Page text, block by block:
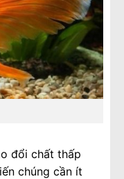
đổi chất thấp
chúng cần ít